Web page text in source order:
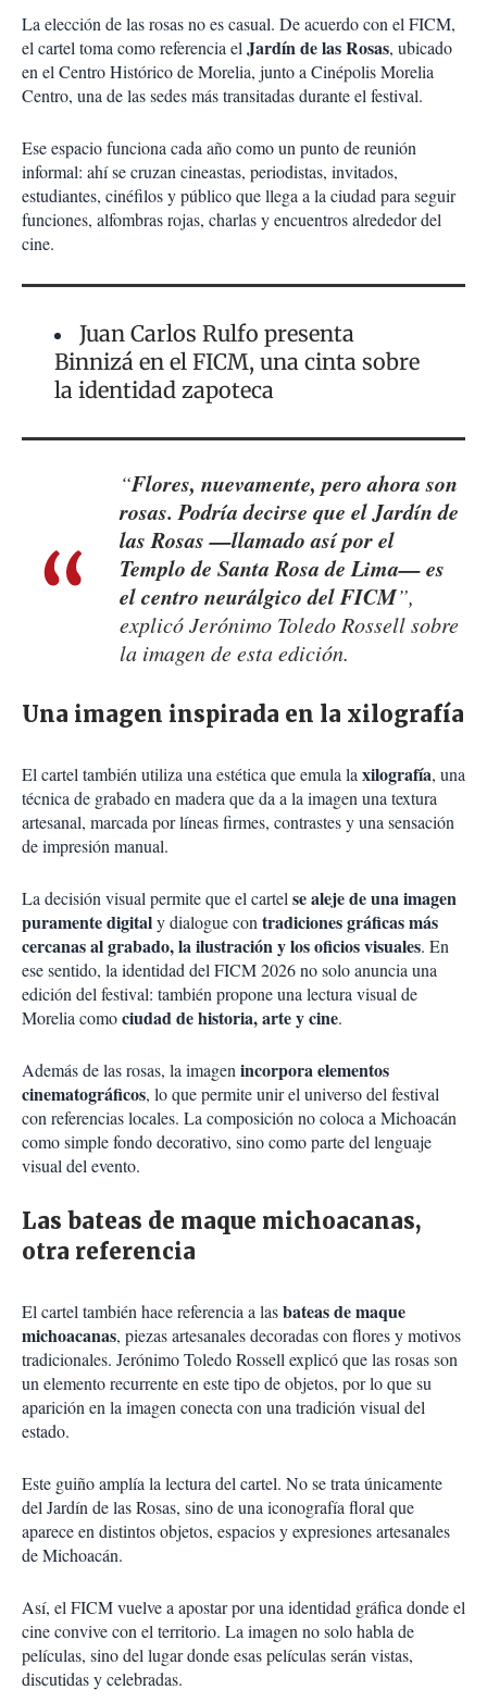
La elección de las rosas no es casual. De acuerdo con el FICM,
el cartel toma como referencia elJardín de las Rosas, ubicado
en el Centro Histórico de Morelia, junto a Cinépolis Morelia
Centro, una de las sedes más transitadas durante el festival.
Ese espacio funciona cada año como un punto de reunión
informal: ahí se cruzan cineastas, periodistas, invitados,
estudiantes, cinéfilos y público que llega a la ciudad para seguir
funciones, alfombras rojas, charlas y encuentros alrededor del
cine.
Juan Carlos Rulfo presenta
Binnizá en el FICM, una cinta sobre
la identidad zapoteca
“Flores, nuevamente, pero ahora son
rosas. Podría decirse que el Jardín de
las Rosas —llamado así por el
Templo de Santa Rosa de Lima— es
el centro neurálgico del FICM”,
explicó Jerónimo Toledo Rossell sobre
la imagen de esta edición.
Una imagen inspirada en la xilografía
El cartel también utiliza una estética que emula laxilografía, una
técnica de grabado en madera que da a la imagen una textura
artesanal, marcada por líneas firmes, contrastes y una sensación
de impresión manual.
La decisión visual permite que el cartelse aleje de una imagen
puramente digitaly dialogue contradiciones gráficas más
cercanas al grabado, la ilustración y los oficios visuales. En
ese sentido, la identidad del FICM 2026 no solo anuncia una
edición del festival: también propone una lectura visual de
Morelia comociudad de historia, arte y cine.
Además de las rosas, la imagenincorpora elementos
cinematográficos, lo que permite unir el universo del festival
con referencias locales. La composición no coloca a Michoacán
como simple fondo decorativo, sino como parte del lenguaje
visual del evento.
Las bateas de maque michoacanas,
otra referencia
El cartel también hace referencia a lasbateas de maque
michoacanas, piezas artesanales decoradas con flores y motivos
tradicionales. Jerónimo Toledo Rossell explicó que las rosas son
un elemento recurrente en este tipo de objetos, por lo que su
aparición en la imagen conecta con una tradición visual del
estado.
Este guiño amplía la lectura del cartel. No se trata únicamente
del Jardín de las Rosas, sino de una iconografía floral que
aparece en distintos objetos, espacios y expresiones artesanales
de Michoacán.
Así, el FICM vuelve a apostar por una identidad gráfica donde el
cine convive con el territorio. La imagen no solo habla de
películas, sino del lugar donde esas películas serán vistas,
discutidas y celebradas.